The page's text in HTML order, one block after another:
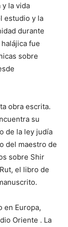
y la vida
estudio y la
durante
fue
sobre
obra escrita.
su
de la ley judía
del maestro de
sobre Shir
el libro de
en Europa,
Oriente . La